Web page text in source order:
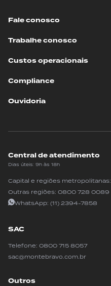
Fale conosco
Trabalhe conosco
Custos operacionais
Compliance
Ouvidoria
Central de atendimento
Dias úteis: 9h às 18h
Capital e regiões metropolitanas:
Outras regiões: 0800 728 0089
WhatsApp: (11) 2394-7858
SAC
Telefone: 0800 715 8057
sac@montebravo.com.br
Outros